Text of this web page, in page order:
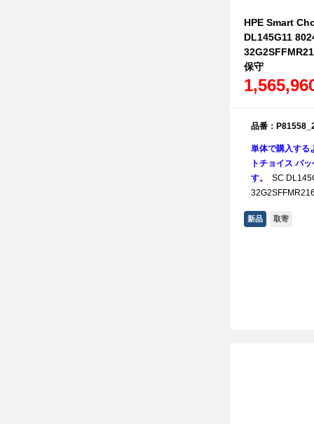
HPE Smart
DL145G11
保守
品番：
単体で購入する
トチョイス パ
す。
SC
新品 取寄